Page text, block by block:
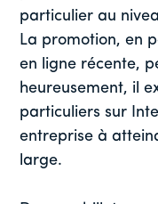
particulier au
La promotion, en
en ligne récente,
heureusement, il
particuliers sur
entreprise à
large.